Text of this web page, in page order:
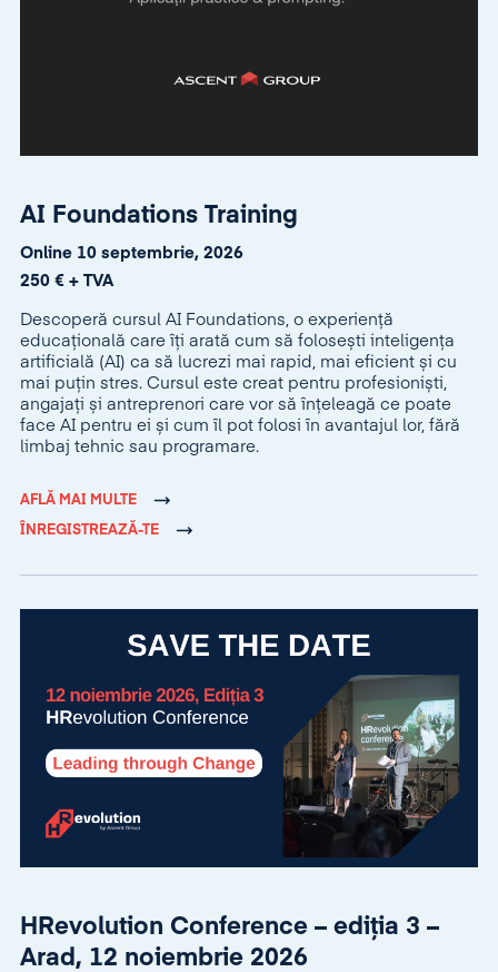
AI Foundations Training
Online 10 septembrie, 2026
250 € + TVA
Descoperă cursul AI Foundations, o experiență
educațională care îți arată cum să folosești inteligența
artificială (AI) ca să lucrezi mai rapid, mai eficient și cu
mai puțin stres. Cursul este creat pentru profesioniști,
angajați și antreprenori care vor să înțeleagă ce poate
face AI pentru ei și cum îl pot folosi în avantajul lor, fără
limbaj tehnic sau programare.
AFLĂ MAI MULTE
ÎNREGISTREAZĂ-TE
HRevolution Conference – ediția 3 –
Arad, 12 noiembrie 2026